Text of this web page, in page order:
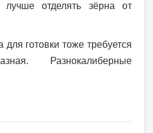
отделять зёрна от
для готовки тоже требуется
Разнокалиберные